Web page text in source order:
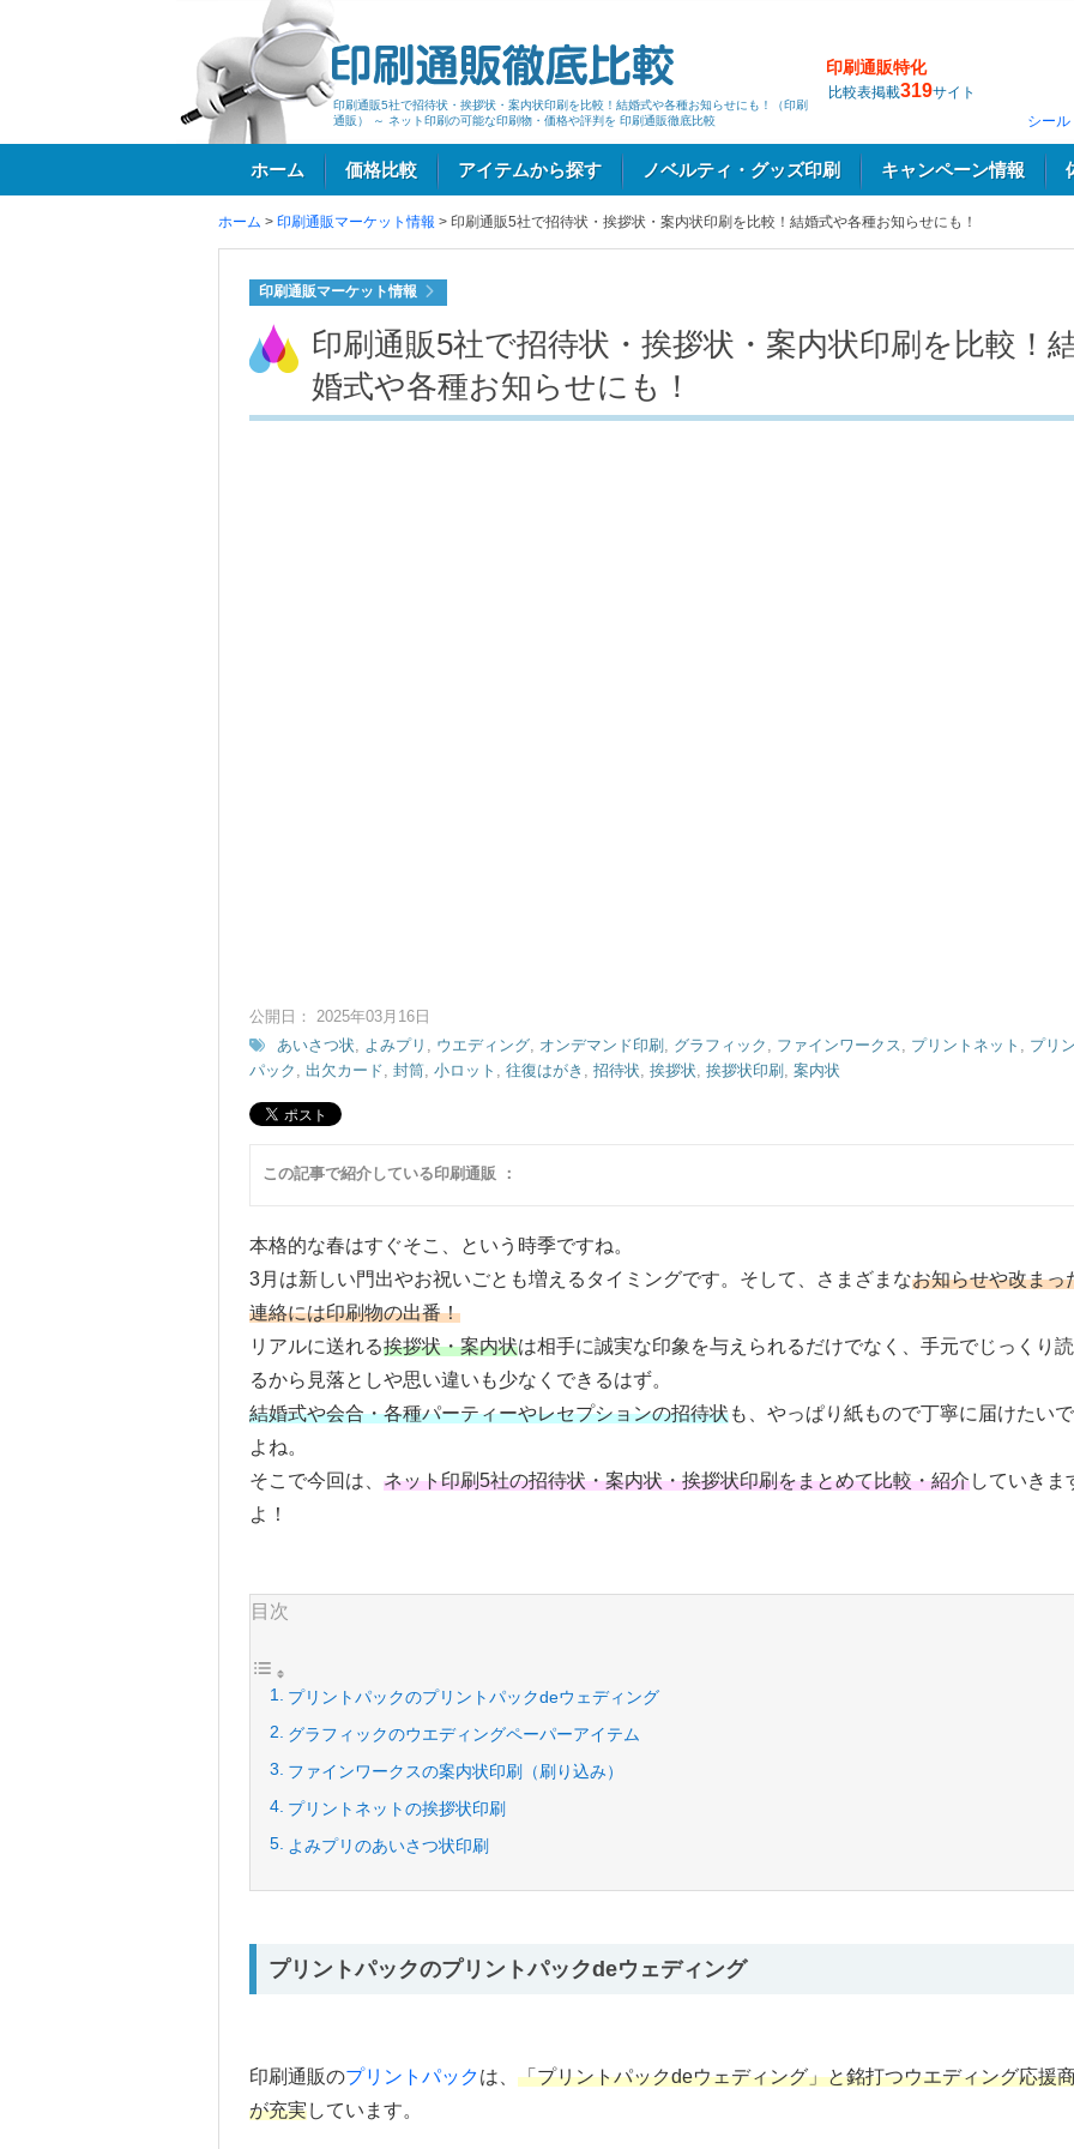
印刷通販5社で招待状・挨拶状・案内状印刷を比較！結婚式や各種お知らせにも！（印刷
通販） ～ ネット印刷の可能な印刷物・価格や評判を 印刷通販徹底比較
印刷通販特化
比較表掲載319サイト
シー
ホーム 価格比較 アイテムから探す ノベルティ・グッズ印刷 キャンペーン情報
ホーム > 印刷通販マーケット情報 > 印刷通販5社で招待状・挨拶状・案内状印刷を比較！結婚式や各種お知らせにも！
印刷通販マーケット情報
印刷通販5社で招待状・挨拶状・案内状印刷を比較！
婚式や各種お知らせにも！
公開日： 2025年03月16日
あいさつ状
よみプリ ウエディング オンデマンド印刷 グラフィック ファインワークス プリントネット
プリ
パック
出欠カード 封筒 小ロット 往復はがき 招待状 挨拶状 挨拶状印刷 案内状
この記事で紹介している印刷通販 ：
本格的な春はすぐそこ、という時季ですね。
3月は新しい門出やお祝いごとも増えるタイミングです。そして、さまざまなお知らせや改まっ
連絡には印刷物の出番！
リアルに送れる挨拶状・案内状は相手に誠実な印象を与えられるだけでなく、手元でじっくり
るから見落としや思い違いも少なくできるはず。
結婚式や会合・各種パーティーやレセプションの招待状も、やっぱり紙もので丁寧に届けたい
よね。
そこで今回は、 ネット印刷5社の招待状・案内状・挨拶状印刷をまとめて比較・紹介していきま
よ！
目次
プリントパックのプリントパックdeウェディング
グラフィックのウエディングペーパーアイテム
ファインワークスの案内状印刷（刷り込み）
プリントネットの挨拶状印刷
よみプリのあいさつ状印刷
プリントパックのプリントパックdeウェディング
印刷通販のプリントパックは、 「プリントパックdeウェディング」と銘打つウエディング応援
が充実しています。